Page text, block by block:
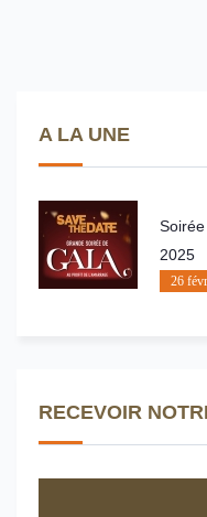
A LA UNE
2025
26
RECEVOIR